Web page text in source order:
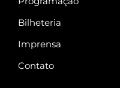
Bilheteria
Imprensa
Contato